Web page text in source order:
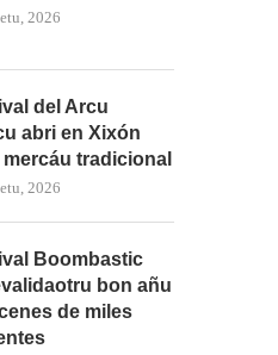
2026
del Arcu
abri en Xixón
tradicional
2026
Boombastic
bon añu
de miles